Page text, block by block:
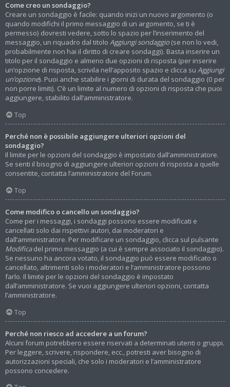
Come creo un sondaggio?
Creare un sondaggio è facile: quando inizi un nuovo argomento (o
quando modifichi il primo messaggio di un argomento, se ti è
permesso) dovresti vedere, sotto lo spazio per l’inserimento del
messaggio, un riquadro dal titolo Aggiungi sondaggio(se non lo vedi,
probabilmente non hai il diritto di creare sondaggi). Basta inserire un
titolo per il sondaggio e almeno due opzioni di risposta (per inserire
un’opzione di risposta, scrivila nell’apposito spazio e clicca su Aggiungi
un’opzione). Puoi anche stabilire i giorni di durata del sondaggio (0 per
non porre limiti). C’è un limite al numero di opzioni di risposta che puoi
aggiungere, stabilito dall’amministratore.
Top
Perché non è possibile aggiungere ulteriori opzioni del
sondaggio?
Il limite per le opzioni del sondaggio è impostato dall’amministratore.
Se senti il bisogno di aggiungere ulteriori opzioni di risposta a quelle
consentite, contatta l’amministratore del Forum.
Top
Come modifico o cancello un sondaggio?
Come per i messaggi, i sondaggi possono essere modificati e
cancellati solo dai rispettivi autori, dai moderatori e
dall’amministratore. Per modificare un sondaggio, clicca sul pulsante
Modificadel primo messaggio (a cui è sempre associato il sondaggio).
Se nessuno ha ancora votato, il sondaggio può essere modificato o
cancellato, altrimenti solo i moderatori e l’amministratore possono
farlo. Il limite per le opzioni del sondaggio è impostato
dall’amministratore. Se vuoi aggiungere ulteriori opzioni, contatta
l’amministratore.
Top
Perché non riesco ad accedere a un forum?
Alcuni forum potrebbero essere riservati a determinati utenti o gruppi.
Per leggere, scrivere, rispondere, ecc., potresti aver bisogno di
autorizzazioni speciali, che solo i moderatori e l’amministratore
possono concedere.